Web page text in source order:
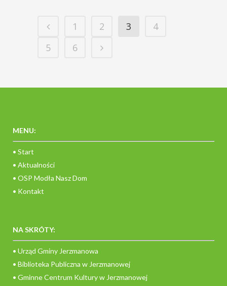
1 2 3
4
5
6
MENU:
• Start
• Aktualności
• OSP Modła Nasz Dom
• Kontakt
NA SKRÓTY:
• Urząd Gminy Jerzmanowa
• Biblioteka Publiczna w Jerzmanowej
• Gminne Centrum Kultury w Jerzmanowej